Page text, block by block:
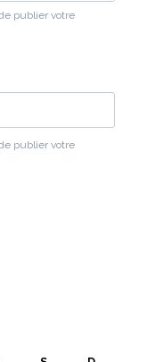
publier votre
publier votre